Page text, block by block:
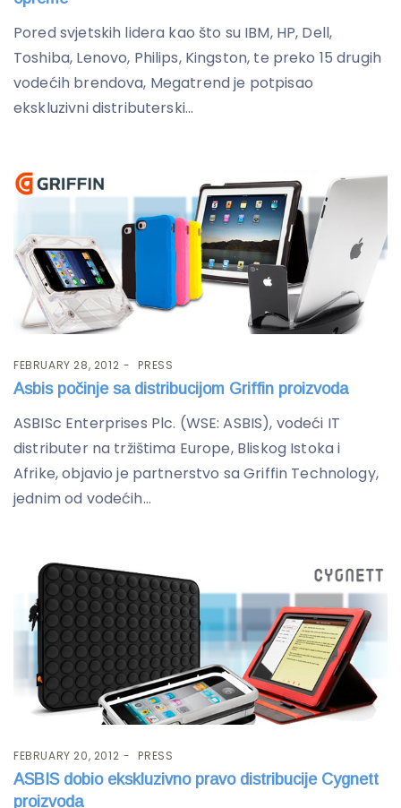
Pored svjetskih lidera kao što su IBM, HP, Dell,
Toshiba, Lenovo, Philips, Kingston, te preko 15 drugih
vodećih brendova, Megatrend je potpisao
ekskluzivni distributerski...
FEBRUARY 28, 2012 PRESS
Asbis počinje sa distribucijom Griffin proizvoda
ASBISc Enterprises Plc. (WSE: ASBIS), vodeći IT
distributer na tržištima Europe, Bliskog Istoka i
Afrike, objavio je partnerstvo sa Griffin Technology,
jednim od vodećih...
FEBRUARY 20, 2012 PRESS
ASBIS dobio ekskluzivno pravo distribucije Cygnett
proizvoda